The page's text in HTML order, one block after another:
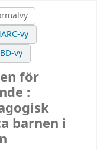
vy
vy
för
:
barnen i